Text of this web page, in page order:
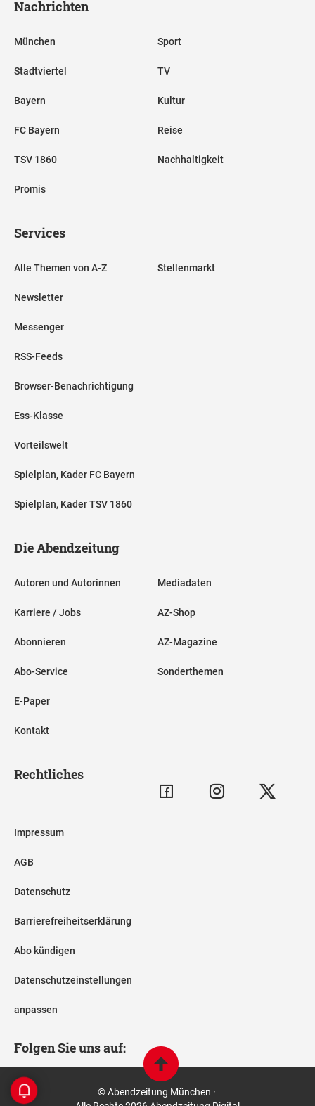
Nachrichten
München
Stadtviertel
Bayern
FC Bayern
TSV 1860
Promis
Sport
TV
Kultur
Reise
Nachhaltigkeit
Services
Alle Themen von A-Z
Newsletter
Messenger
RSS-Feeds
Browser-Benachrichtigung
Ess-Klasse
Vorteilswelt
Spielplan, Kader FC Bayern
Spielplan, Kader TSV 1860
Stellenmarkt
Die Abendzeitung
Autoren und Autorinnen
Karriere / Jobs
Abonnieren
Abo-Service
E-Paper
Kontakt
Mediadaten
AZ-Shop
AZ-Magazine
Sonderthemen
Rechtliches
Impressum
AGB
Datenschutz
Barrierefreiheitserklärung
Abo kündigen
Datenschutzeinstellungen
anpassen
Folgen Sie uns auf:
© Abendzeitung München ·